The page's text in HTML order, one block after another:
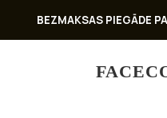
BEZMAKSAS PIEGĀDE